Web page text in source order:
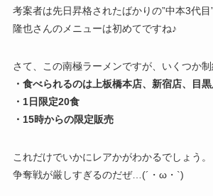
考案者は先日昇格されたばかりの”中本3代目
隆也さんのメニューは初めてですね♪
さて、この南極ラーメンですが、いくつか制
・食べられるのは上板橋本店、新宿店、目
・1日限定20食
・15時からの限定販売
これだけでいかにレアかがわかるでしょう。
争奪戦が厳しすぎるのだぜ…(´・ω・`)